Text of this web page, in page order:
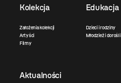
Kolekcja
Założenia kolekcji
Artyści
Filmy
Edukacja
Dzieci i rodziny
Młodzież i dorośli
Aktualności